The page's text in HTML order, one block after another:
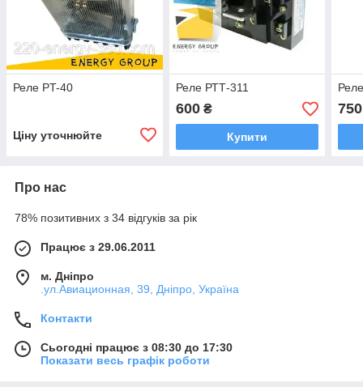
Реле PT-40
Ціну уточнюйте
Реле РТТ-311
600₴
Купити
750
Про нас
78% позитивних з 34 відгуків за рік
Працює з 29.06.2011
м. Дніпро
.ул.Авиационная, 39, Дніпро, Україна
Контакти
Сьогодні працює з 08:30 до 17:30
Показати весь графік роботи